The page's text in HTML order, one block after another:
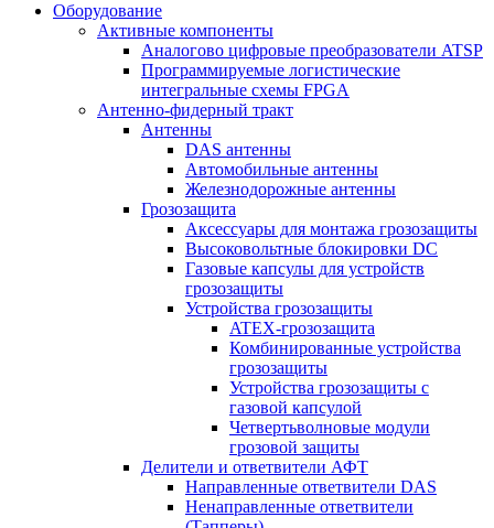
Оборудование
Активные компоненты
Аналогово цифровые преобразователи ATSP
Программируемые логистические
интегральные схемы FPGA
Антенно-фидерный тракт
Антенны
DAS антенны
Автомобильные антенны
Железнодорожные антенны
Грозозащита
Аксессуары для монтажа грозозащиты
Высоковольтные блокировки DC
Газовые капсулы для устройств
грозозащиты
Устройства грозозащиты
ATEX-грозозащита
Комбинированные устройства
грозозащиты
Устройства грозозащиты с
газовой капсулой
Четвертьволновые модули
грозовой защиты
Делители и ответвители АФТ
Направленные ответвители DAS
Ненаправленные ответвители